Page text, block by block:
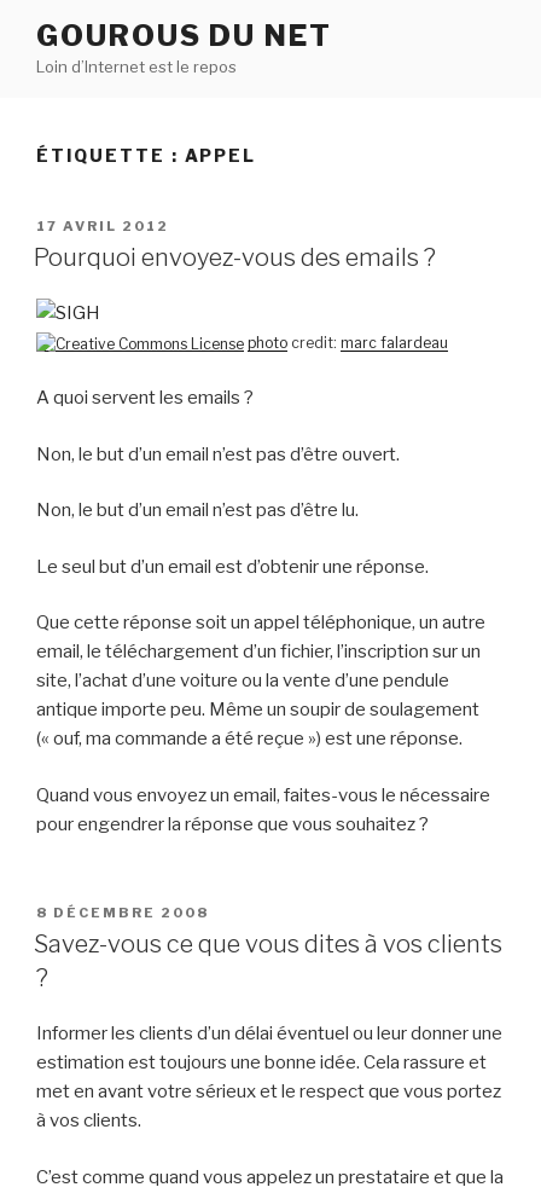
contenu
GOUROUS DU NET
Loin d’Internet est le repos
ÉTIQUETTE : APPEL
PUBLIÉ
LE
17 AVRIL 2012
Pourquoi envoyez-vous des emails ?
photo credit: marc falardeau
A quoi servent les emails ?
Non, le but d’un email n’est pas d’être ouvert.
Non, le but d’un email n’est pas d’être lu.
Le seul but d’un email est d’obtenir une réponse.
Que cette réponse soit un appel téléphonique, un autre
email, le téléchargement d’un fichier, l’inscription sur un
site, l’achat d’une voiture ou la vente d’une pendule
antique importe peu. Même un soupir de soulagement
(« ouf, ma commande a été reçue ») est une réponse.
Quand vous envoyez un email, faites-vous le nécessaire
pour engendrer la réponse que vous souhaitez ?
PUBLIÉ
LE
8 DÉCEMBRE 2008
Savez-vous ce que vous dites à vos clients
?
Informer les clients d’un délai éventuel ou leur donner une
estimation est toujours une bonne idée. Cela rassure et
met en avant votre sérieux et le respect que vous portez
à vos clients.
C’est comme quand vous appelez un prestataire et que la